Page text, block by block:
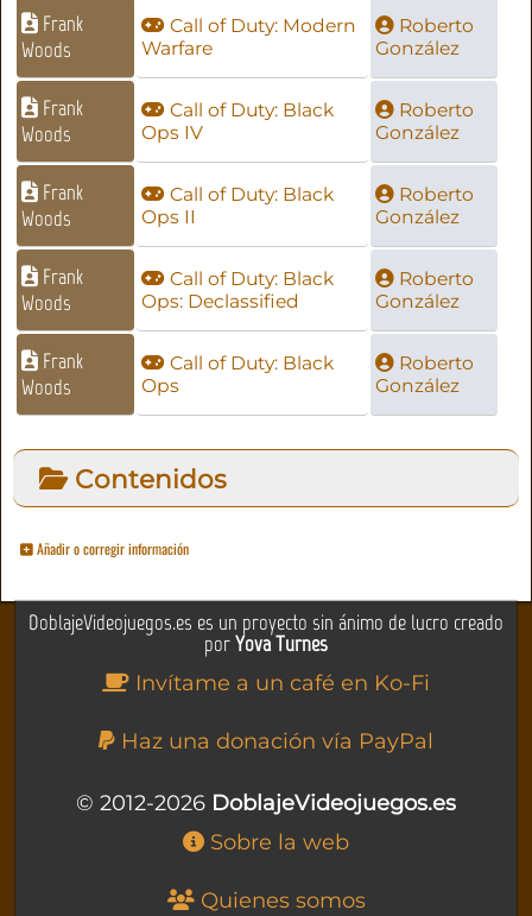
Frank
Woods
Call of Duty: Modern
Warfare
Roberto
González
Frank
Woods
Call of Duty: Black
Ops IV
Roberto
González
Frank
Woods
Call of Duty: Black
Ops II
Roberto
González
Frank
Woods
Call of Duty: Black
Ops: Declassified
Roberto
González
Frank
Woods
Call of Duty: Black
Ops
Roberto
González
Contenidos
Añadir o corregir información
DoblajeVideojuegos.es es un proyecto sin ánimo de lucro creado
porYova Turnes
Invítame a un café en Ko-Fi
Haz una donación vía PayPal
© 2012-2026 DoblajeVideojuegos.es
Sobre la web
Quienes somos